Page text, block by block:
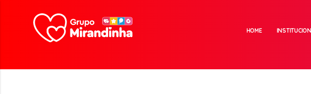
HOME